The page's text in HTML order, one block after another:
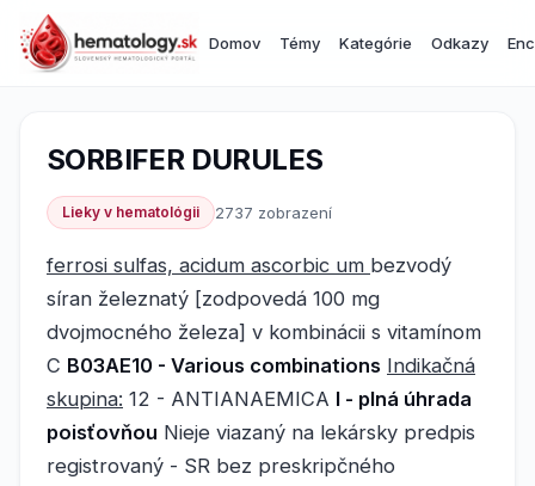
Domov Témy Kategórie Odkazy
SORBIFER DURULES
Lieky v hematológii 2737 zobrazení
ferrosi sulfas, acidum ascorbic um bezvodý
síran železnatý [zodpovedá 100 mg
dvojmocného železa] v kombinácii s vitamínom
C B03AE10 - Various combinations Indikačná
skupina: 12 - ANTIANAEMICA I - plná úhrada
poisťovňou Nieje viazaný na lekársky predpis
registrovaný - SR bez preskripčného